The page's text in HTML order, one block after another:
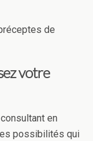
de
votre
en
possibilités qui